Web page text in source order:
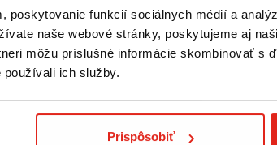
poskytovanie funkcií sociálnych médií a
naše webové stránky, poskytujeme aj
môžu príslušné informácie skombinovať s
ich služby.
Prispôsobiť